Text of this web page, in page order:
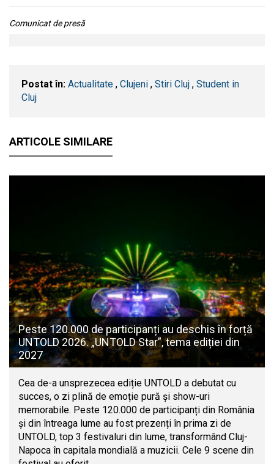
Comunicat de presă
Postat în: Actualitate , Clujeni , Stiri Cluj , Student in
Cluj
ARTICOLE SIMILARE
Peste 120.000 de participanți au deschis în forță
UNTOLD 2026. „UNTOLD Star”, tema ediției din
2027
Cea de-a unsprezecea ediție UNTOLD a debutat cu
succes, o zi plină de emoție pură și show-uri
memorabile. Peste 120.000 de participanți din România
și din întreaga lume au fost prezenți în prima zi de
UNTOLD, top 3 festivaluri din lume, transformând Cluj-
Napoca în capitala mondială a muzicii. Cele 9 scene din